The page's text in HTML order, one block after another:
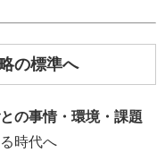
の標準へ
の事情・環境・課題
時代へ